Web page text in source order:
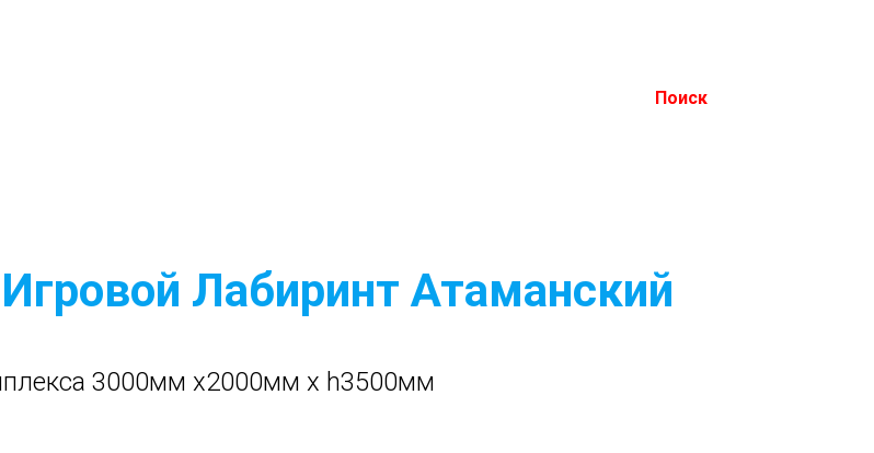
Поиск
Лабиринт Атаманский
3000мм x2000мм x h3500мм